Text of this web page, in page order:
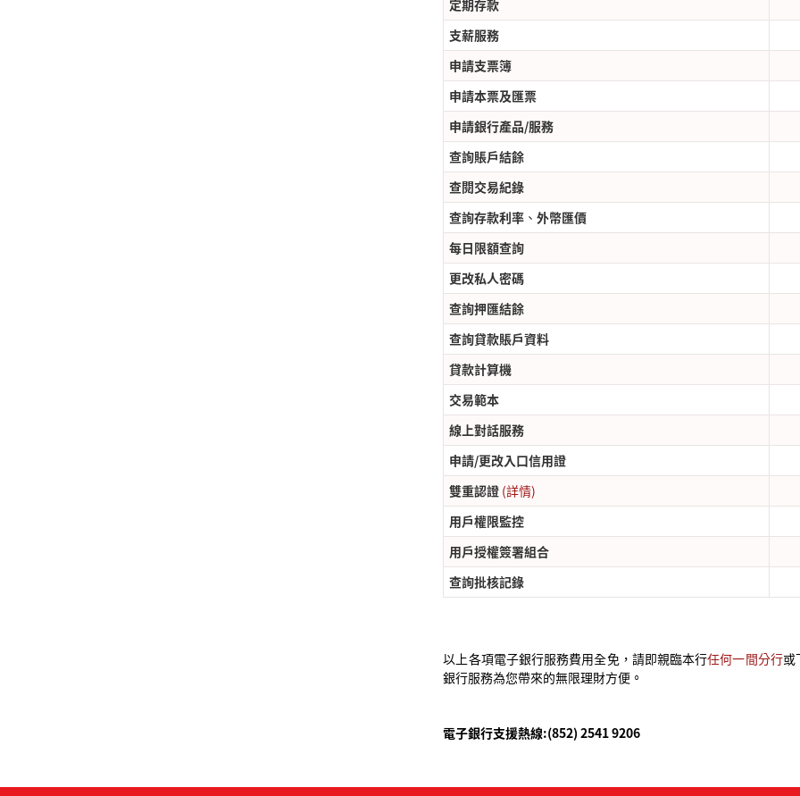
定期存款
支薪服務
申請支票簿
申請本票及匯票
申請銀行產品/服務
查詢賬戶結餘
查閱交易紀錄
查詢存款利率、外幣匯價
每日限額查詢
更改私人密碼
查詢押匯結餘
查詢貸款賬戶資料
貸款計算機
交易範本
線上對話服務
申請/更改入口信用證
雙重認證 (詳情)
用戶權限監控
用戶授權簽署組合
查詢批核記錄
以上各項電子銀行服務費用全免，請即親臨本行任何一間分行或
銀行服務為您帶來的無限理財方便。
電子銀行支援熱線:(852) 2541 9206